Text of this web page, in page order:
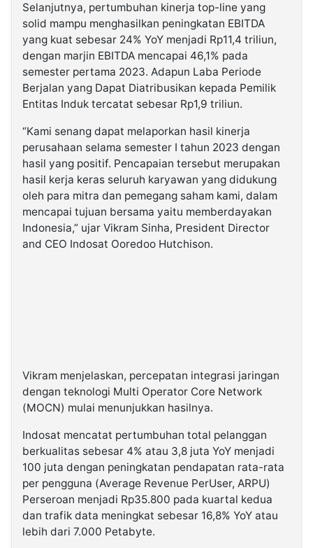
Selanjutnya, pertumbuhan kinerja top-line yang
solid mampu menghasilkan peningkatan EBITDA
yang kuat sebesar 24% YoY menjadi Rp11,4 triliun,
dengan marjin EBITDA mencapai 46,1% pada
semester pertama 2023. Adapun Laba Periode
Berjalan yang Dapat Diatribusikan kepada Pemilik
Entitas Induk tercatat sebesar Rp1,9 triliun.
“Kami senang dapat melaporkan hasil kinerja
perusahaan selama semester I tahun 2023 dengan
hasil yang positif. Pencapaian tersebut merupakan
hasil kerja keras seluruh karyawan yang didukung
oleh para mitra dan pemegang saham kami, dalam
mencapai tujuan bersama yaitu memberdayakan
Indonesia,” ujar Vikram Sinha, President Director
and CEO Indosat Ooredoo Hutchison.
Vikram menjelaskan, percepatan integrasi jaringan
dengan teknologi Multi Operator Core Network
(MOCN) mulai menunjukkan hasilnya.
Indosat mencatat pertumbuhan total pelanggan
berkualitas sebesar 4% atau 3,8 juta YoY menjadi
100 juta dengan peningkatan pendapatan rata-rata
per pengguna (Average Revenue PerUser, ARPU)
Perseroan menjadi Rp35.800 pada kuartal kedua
dan trafik data meningkat sebesar 16,8% YoY atau
lebih dari 7.000 Petabyte.